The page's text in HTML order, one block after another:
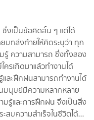
งเป็นข้อคิดสั้น ๆ แต่ได้
บทส่งท้ายให้คิดระบุว่า ทุก
รู้ ความสามารถ ซึ่งทั้งสอง
ครเกิดมาแล้วทำงานได้
ละฝึกฝนสามารถทำงานได้
มนุษย์มีความหลากหลาย
รู้และการฝึกฝน จึงเป็นสิ่ง
บความสำเร็จในชีวิตได้...